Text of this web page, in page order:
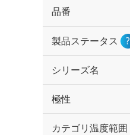
品番
製品ステータス ?
シリーズ名
極性
カテゴリ温度範囲